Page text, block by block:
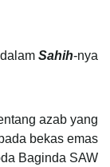
Sahih-nya
azab yang
bekas emas
Baginda SAW: